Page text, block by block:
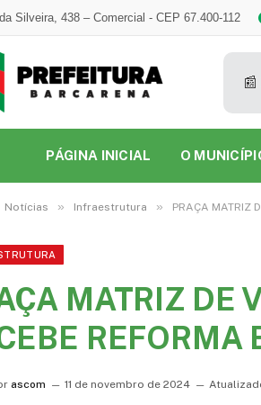
Silveira, 438 – Comercial - CEP 67.400-112
📰
PÁGINA INICIAL O
Notícias » Infraestrutura » PRAÇA MATRIZ
MATRIZ DE
REFORMA
ascom 11 de novembro de 2024